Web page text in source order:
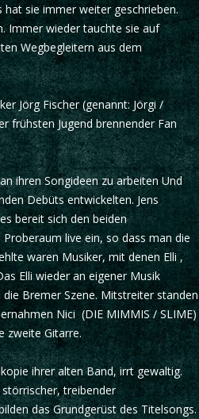
hat sie immer weiter geschrieben.
Immer wieder tauchte sie auf
Wegbegleitern aus dem
Jörg Fischer (genannt: Jörgi /
frühsten Jugend brennender Fan
ihren Songideen zu arbeiten Und
Debüts entwickelten. Jens
bereit sich den beiden
live ein, so dass man die
waren Musiker, mit denen Elli ,
Elli wieder an eigener Musik
Bremer Szene. Mitstreiter standen
Nici (DIE MIMMIS / SLIME)
zweite Gitarre.
ihrer alten Band, irrt gewaltig.
treibender
das Grundgerüst des Titelsongs.